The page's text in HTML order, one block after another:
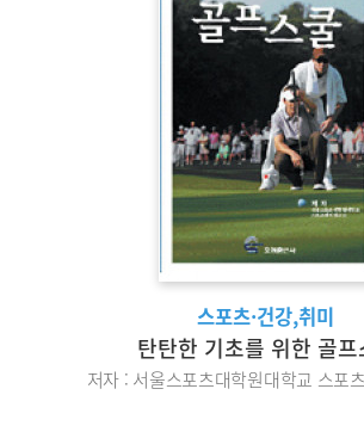
스포츠·건강,취미
탄탄한 기초를 위한 골프
저자 : 서울스포츠대학원대학교 스포